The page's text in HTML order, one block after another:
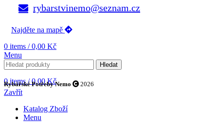
rybarstvinemo@seznam.cz
Najděte na mapě
0 items / 0,00 Kč
Menu
Hledat
0 items / 0,00Kč
Rybářské Potřeby Nemo 2026
Zavřít
Katalog Zboží
Menu